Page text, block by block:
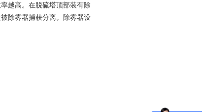
越高。在脱硫塔顶部装有除
除雾器捕获分离。除雾器设